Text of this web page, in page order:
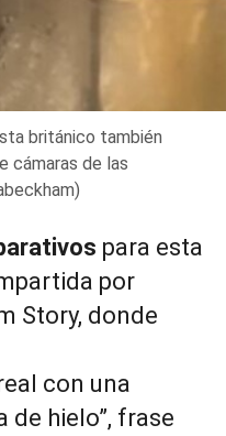
británico también
cámaras de las
para esta
por
Story, donde
con una
hielo”, frase